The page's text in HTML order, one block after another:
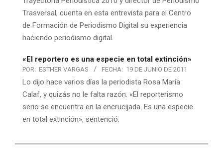
Trasversal, cuenta en esta entrevista para el Centro
de Formación de Periodismo Digital su experiencia
haciendo periodismo digital.
«El reportero es una especie en total extinción»
POR: ESTHER VARGAS FECHA: 19 DE JUNIO DE 2011
Lo dijo hace varios días la periodista Rosa María
Calaf, y quizás no le falta razón. «El reporterismo
serio se encuentra en la encrucijada. Es una especie
en total extinción», sentenció.